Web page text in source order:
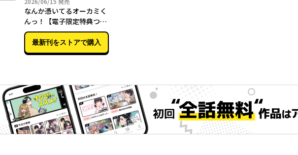
なんか憑いてるオーカミく
んっ！【電子限定特典つ
き】
最新刊をストアで購入